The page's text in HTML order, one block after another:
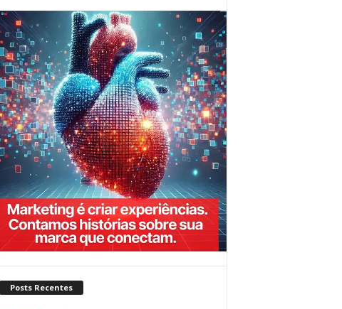
Posts Recentes